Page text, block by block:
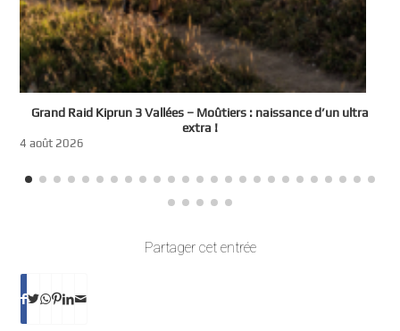
Grand Raid Kiprun 3 Vallées – Moûtiers : naissance d’un ultra
extra !
4 août 2026
Partager cet entrée